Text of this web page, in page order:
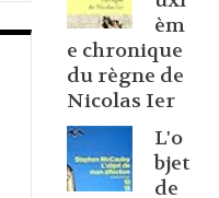
èm
e chronique
du règne de
Nicolas Ier
L'o
bjet
de